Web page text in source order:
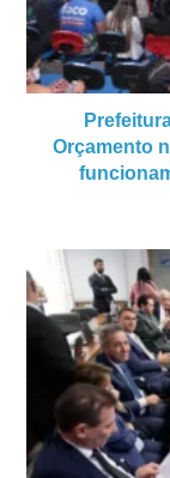
Orçamento